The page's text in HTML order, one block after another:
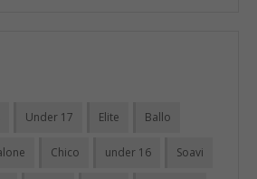
Under 17 Elite Ballo
Chico under 16 Soavi